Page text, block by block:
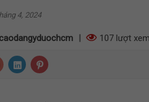
4, 2024
caodangyduochcm 107 lượt xem